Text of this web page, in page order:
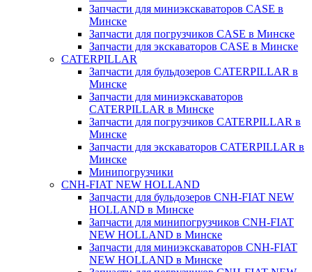
Запчасти для миниэкскаваторов CASE в
Минске
Запчасти для погрузчиков CASE в Минске
Запчасти для экскаваторов CASE в Минске
CATERPILLAR
Запчасти для бульдозеров CATERPILLAR в
Минске
Запчасти для миниэкскаваторов
CATERPILLAR в Минске
Запчасти для погрузчиков CATERPILLAR в
Минске
Запчасти для экскаваторов CATERPILLAR в
Минскe
Минипогрузчики
CNH-FIAT NEW HOLLAND
Запчасти для бульдозеров CNH-FIAT NEW
HOLLAND в Минске
Запчасти для минипогрузчиков CNH-FIAT
NEW HOLLAND в Минске
Запчасти для миниэкскаваторов CNH-FIAT
NEW HOLLAND в Минске